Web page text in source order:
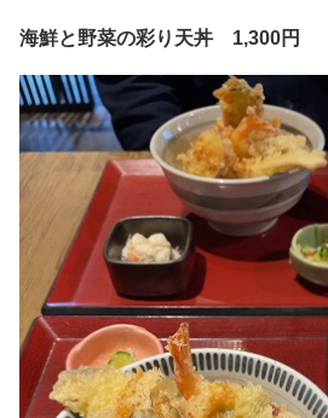
海鮮と野菜の彩り天丼 1,300円